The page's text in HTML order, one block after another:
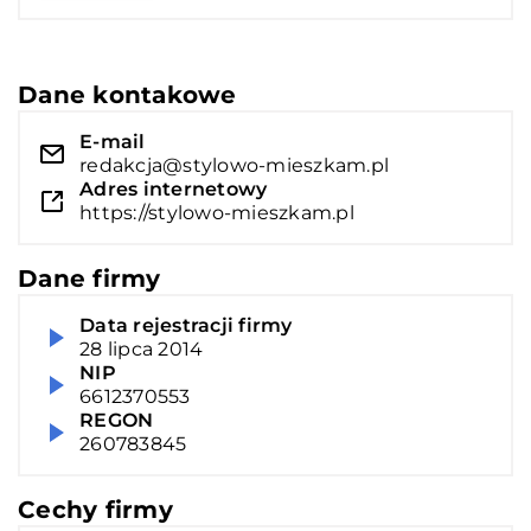
Dane kontakowe
E-mail
redakcja@stylowo-mieszkam.pl
Adres internetowy
https://stylowo-mieszkam.pl
Dane firmy
Data rejestracji firmy
28 lipca 2014
NIP
6612370553
REGON
260783845
Cechy firmy